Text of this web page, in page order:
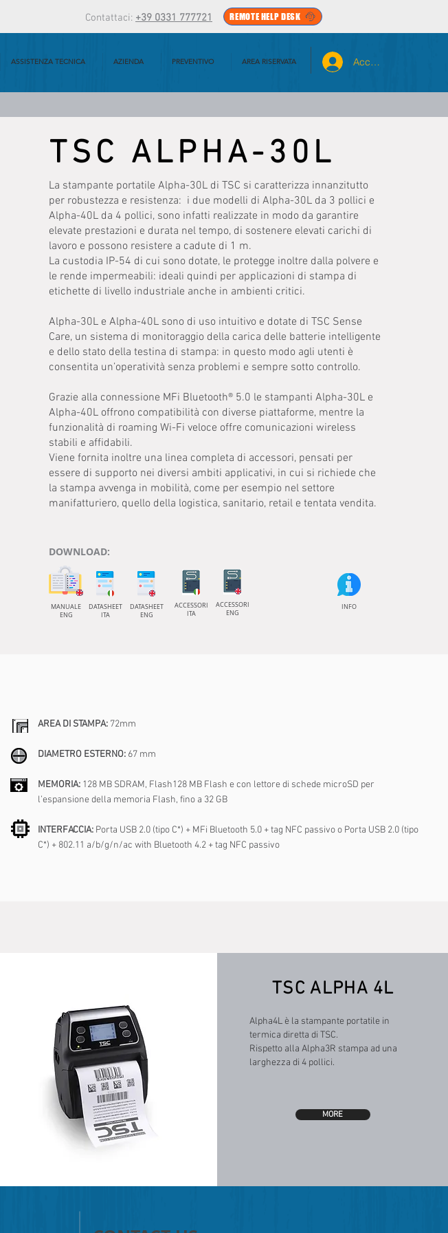
Contattaci: +39 0331 777721 REMOTE HELP DESK
Accedi
ASSISTENZA TECNICA AZIENDA PREVENTIVO AREA RISERVATA
TSC ALPHA-30L
La stampante portatile Alpha-30L di TSC si caratterizza innanzitutto
per robustezza e resistenza: i due modelli di Alpha-30L da 3 pollici e
Alpha-40L da 4 pollici, sono infatti realizzate in modo da garantire
elevate prestazioni e durata nel tempo, di sostenere elevati carichi di
lavoro e possono resistere a cadute di 1 m.
La custodia IP-54 di cui sono dotate, le protegge inoltre dalla polvere e
le rende impermeabili: ideali quindi per applicazioni di stampa di
etichette di livello industriale anche in ambienti critici.
Alpha-30L e Alpha-40L sono di uso intuitivo e dotate di TSC Sense
Care, un sistema di monitoraggio della carica delle batterie intelligente
e dello stato della testina di stampa: in questo modo agli utenti è
consentita un’operatività senza problemi e sempre sotto controllo.
Grazie alla connessione MFi Bluetooth® 5.0 le stampanti Alpha-30L e
Alpha-40L offrono compatibilità con diverse piattaforme, mentre la
funzionalità di roaming Wi-Fi veloce offre comunicazioni wireless
stabili e affidabili.
Viene fornita inoltre una linea completa di accessori, pensati per
essere di supporto nei diversi ambiti applicativi, in cui si richiede che
la stampa avvenga in mobilità, come per esempio nel settore
manifatturiero, quello della logistica, sanitario, retail e tentata vendita.
DOWNLOAD:
MANUALE
ENG
DATASHEET
ITA
DATASHEET
ENG
ACCESSORI
ITA
ACCESSORI
ENG
INFO
AREA DI STAMPA: 72mm
DIAMETRO ESTERNO: 67 mm
MEMORIA: 128 MB SDRAM, Flash128 MB Flash e con lettore di schede microSD per
l’espansione della memoria Flash, fino a 32 GB
INTERFACCIA: Porta USB 2.0 (tipo C*) + MFi Bluetooth 5.0 + tag NFC passivo o Porta USB 2.0 (tipo
C*) + 802.11 a/b/g/n/ac with Bluetooth 4.2 + tag NFC passivo
TSC ALPHA 4L
Alpha4L è la stampante portatile in
termica diretta di TSC.
Rispetto alla Alpha3R stampa ad una
larghezza di 4 pollici.
MORE